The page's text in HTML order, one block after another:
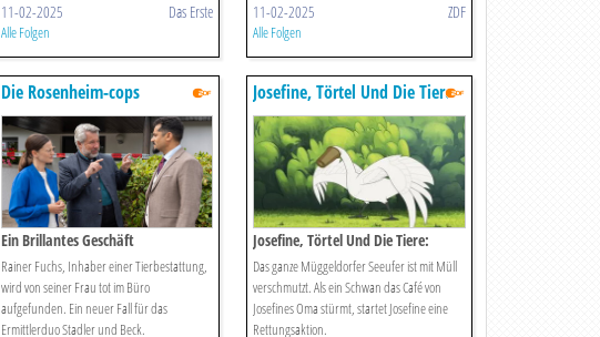
11-02-2025 Das Erste
Alle Folgen
11-02-2025 ZDF
Alle Folgen
Die Rosenheim-cops
Ein Brillantes Geschäft
Rainer Fuchs, Inhaber einer Tierbestattung,
wird von seiner Frau tot im Büro
aufgefunden. Ein neuer Fall für das
Ermittlerduo Stadler und Beck.
Josefine, Törtel Und Die Tiere
Josefine, Törtel Und Die Tiere:
Schwan Im Dunkeln
Das ganze Müggeldorfer Seeufer ist mit Müll
verschmutzt. Als ein Schwan das Café von
Josefines Oma stürmt, startet Josefine eine
Rettungsaktion.